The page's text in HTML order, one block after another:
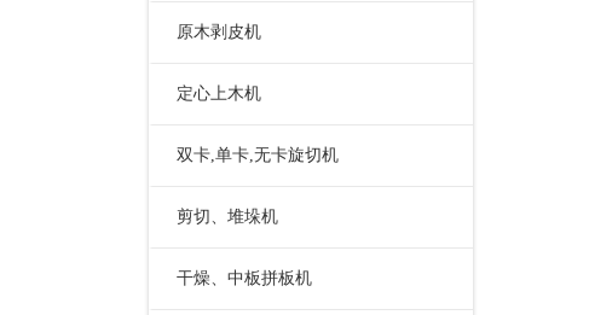
原木剥皮机
定心上木机
双卡,单卡,无卡旋切机
剪切、堆垛机
干燥、中板拼板机